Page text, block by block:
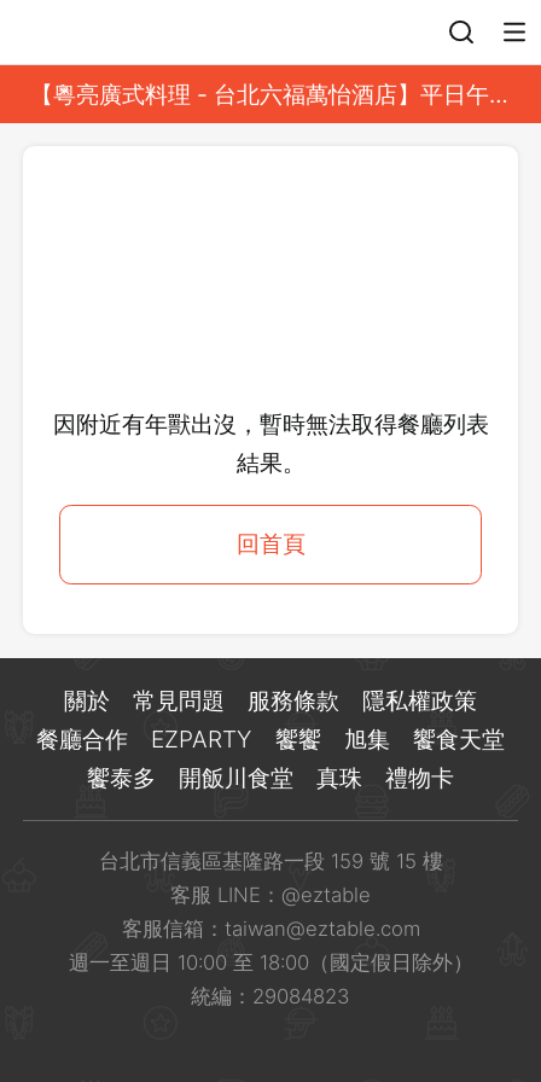
【粵亮廣式料理 - 台北六福萬怡酒店】平日午餐
8 折起｜靓港點套餐
因附近有年獸出沒，暫時無法取得餐廳列表
結果。
回首頁
登出
關於 常見問題 服務條款
隱私權政策
餐廳合作
EZPARTY 饗饗 旭集
饗食天堂
饗泰多
開飯川食堂 真珠 禮物卡
台北市信義區基隆路一段 159 號 15 樓
客服 LINE： @eztable
客服信箱： taiwan@eztable.com
週一至週日 10:00 至 18:00（國定假日除外）
統編：29084823